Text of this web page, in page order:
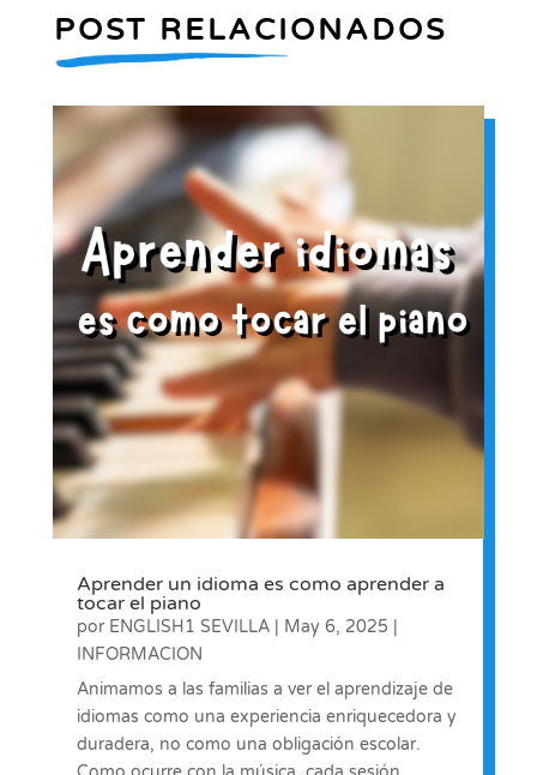
POST RELACIONADOS
Aprender un idioma es como aprender a
tocar el piano
por ENGLISH1 SEVILLA| May 6, 2025
INFORMACION
Animamos a las familias a ver el aprendizaje de
idiomas como una experiencia enriquecedora y
duradera, no como una obligación escolar.